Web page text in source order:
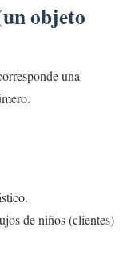
objeto
una
de niños (clientes)